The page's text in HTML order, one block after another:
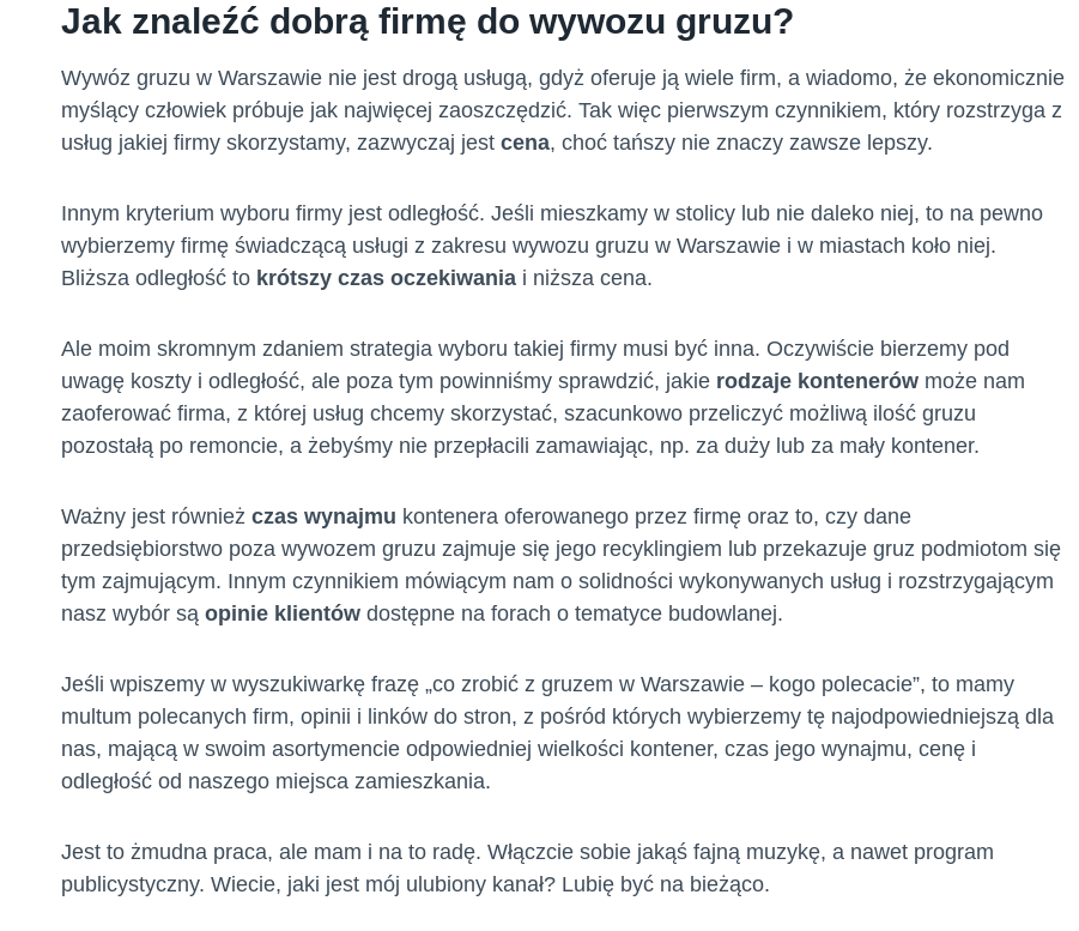
Jak znaleźć dobrą firmę do wywozu gruzu?
Wywóz gruzu w Warszawie nie jest drogą usługą, gdyż oferuje ją wiele firm, a wiadomo, że ekonomicznie
myślący człowiek próbuje jak najwięcej zaoszczędzić. Tak więc pierwszym czynnikiem, który rozstrzyga z
usług jakiej firmy skorzystamy, zazwyczaj jest cena, choć tańszy nie znaczy zawsze lepszy.
Innym kryterium wyboru firmy jest odległość. Jeśli mieszkamy w stolicy lub nie daleko niej, to na pewno
wybierzemy firmę świadczącą usługi z zakresu wywozu gruzu w Warszawie i w miastach koło niej.
Bliższa odległość to krótszy czas oczekiwania i niższa cena.
Ale moim skromnym zdaniem strategia wyboru takiej firmy musi być inna. Oczywiście bierzemy pod
uwagę koszty i odległość, ale poza tym powinniśmy sprawdzić, jakie rodzaje kontenerów może nam
zaoferować firma, z której usług chcemy skorzystać, szacunkowo przeliczyć możliwą ilość gruzu
pozostałą po remoncie, a żebyśmy nie przepłacili zamawiając, np. za duży lub za mały kontener.
Ważny jest również czas wynajmu kontenera oferowanego przez firmę oraz to, czy dane
przedsiębiorstwo poza wywozem gruzu zajmuje się jego recyklingiem lub przekazuje gruz podmiotom się
tym zajmującym. Innym czynnikiem mówiącym nam o solidności wykonywanych usług i rozstrzygającym
nasz wybór są opinie klientów dostępne na forach o tematyce budowlanej.
Jeśli wpiszemy w wyszukiwarkę frazę „co zrobić z gruzem w Warszawie – kogo polecacie”, to mamy
multum polecanych firm, opinii i linków do stron, z pośród których wybierzemy tę najodpowiedniejszą dla
nas, mającą w swoim asortymencie odpowiedniej wielkości kontener, czas jego wynajmu, cenę i
odległość od naszego miejsca zamieszkania.
Jest to żmudna praca, ale mam i na to radę. Włączcie sobie jakąś fajną muzykę, a nawet program
publicystyczny. Wiecie, jaki jest mój ulubiony kanał? Lubię być na bieżąco.